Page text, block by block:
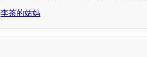
李茶的姑妈